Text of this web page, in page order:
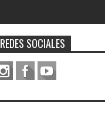
REDES SOCIALES